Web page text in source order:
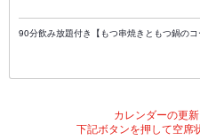
90分飲み放題付き【もつ串焼きともつ鍋のコ
カレンダーの更新
下記ボタンを押して空席